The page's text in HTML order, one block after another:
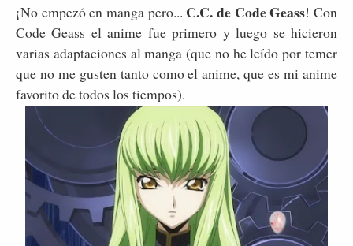
¡No empezó en manga pero... C.C. de Code Geass! Con
Code Geass el anime fue primero y luego se hicieron
varias adaptaciones al manga (que no he leído por temer
que no me gusten tanto como el anime, que es mi anime
favorito de todos los tiempos).